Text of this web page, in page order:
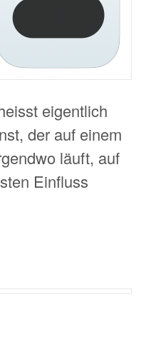
eigentlich
der auf einem
läuft, auf
Einfluss